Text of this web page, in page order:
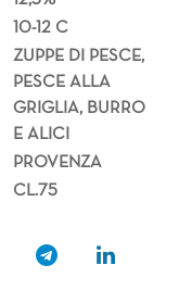
10-12 C
ZUPPE DI PESCE,
PESCE ALLA
GRIGLIA, BURRO
E ALICI
PROVENZA
CL.75